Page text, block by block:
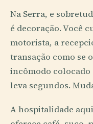
Na Serra, e
é decoração. Você
motorista, a
transação como se
incômodo colocado
leva segundos.
A hospitalidade